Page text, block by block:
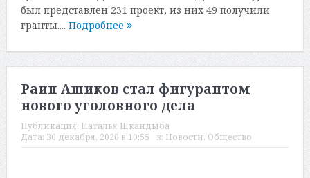
был представлен 231 проект, из них 49 получили
гранты.... Подробнее
Раип Ашиков стал фигурантом
нового уголовного дела
Публикация: Наталья Шкандыба
Дата: 30 декабря, 2020 в 10:55 в: Новости, Общество